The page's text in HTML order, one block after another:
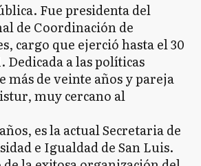
Fue presidenta del
de Coordinación de
cargo que ejerció hasta el 30
Dedicada a las políticas
más de veinte años y pareja
muy cercano al
es la actual Secretaria de
e Igualdad de San Luis.